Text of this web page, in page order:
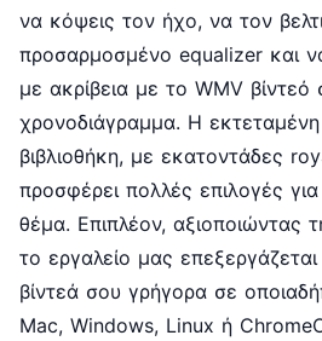
να κόψεις τον ήχο, να τον
προσαρμοσμένο equalizer και
με ακρίβεια με το WMV
χρονοδιάγραμμα. Η
βιβλιοθήκη, με εκατοντάδες
προσφέρει πολλές επιλογές
θέμα. Επιπλέον, αξιοποιώντας
το εργαλείο μας
βίντεά σου γρήγορα σε
Mac, Windows, Linux ή